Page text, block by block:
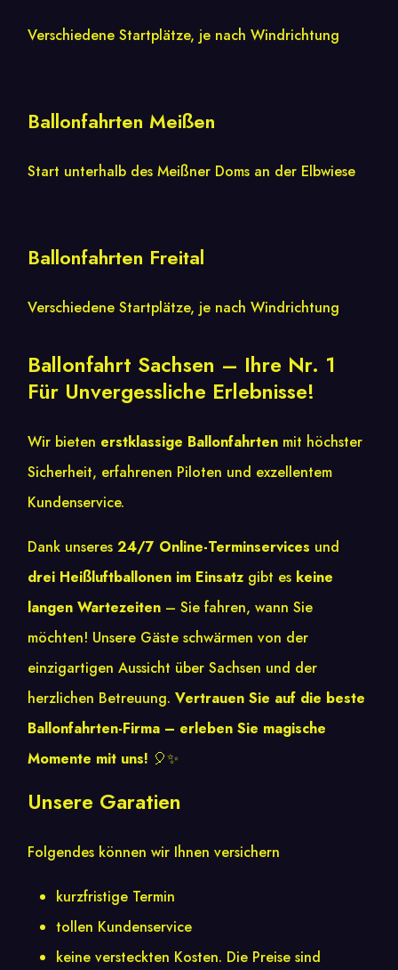
Verschiedene Startplätze, je nach Windrichtung
Ballonfahrten Meißen
Start unterhalb des Meißner Doms an der Elbwiese
Ballonfahrten Freital
Verschiedene Startplätze, je nach Windrichtung
Ballonfahrt Sachsen – Ihre Nr. 1
Für Unvergessliche Erlebnisse!
Wir bieten erstklassige Ballonfahrten mit höchster
Sicherheit, erfahrenen Piloten und exzellentem
Kundenservice.
Dank unseres 24/7 Online-Terminservices und
drei Heißluftballonen im Einsatz gibt es keine
langen Wartezeiten – Sie fahren, wann Sie
möchten! Unsere Gäste schwärmen von der
einzigartigen Aussicht über Sachsen und der
herzlichen Betreuung. Vertrauen Sie auf die beste
Ballonfahrten-Firma – erleben Sie magische
Momente mit uns! 🎈✨
Unsere Garatien
Folgendes können wir Ihnen versichern
kurzfristige Termin
tollen Kundenservice
keine versteckten Kosten. Die Preise sind